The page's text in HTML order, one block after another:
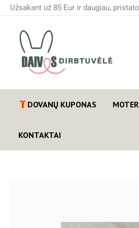
Pereiti
turinio
Užsakant už 85 Eur ir daugiau,
DOVANŲ KUPONAS
KONTAKTAI